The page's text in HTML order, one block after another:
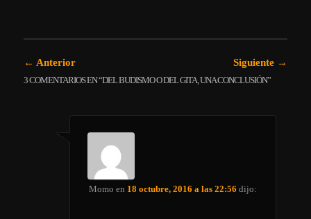
Navegación de entradas
← Anterior Siguiente →
3 COMENTARIOS EN “DEL BUDISMO O DEL GITA, UNA CONCLUSIÓN”
Momo en 18 octubre, 2016 a las 22:56 dijo: